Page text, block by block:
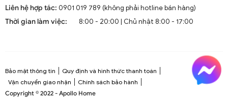
composite để đảm bảo độ bền và hiệu suất.
Nguyên lý hoạt động cơ bản
Động cơ điện làm quay các cánh quạt, tạo ra dòng không
khí tuần hoàn trong không gian phòng.
Công nghệ tiên tiến tích hợp
Liên hệ hợp tác: 0901 019 789 (không phải hotline bán hàng)
Thời gian làm việc:
8:00 - 20:00 | Chủ nhật 8:00 - 17:00
Bảo mật thông tin
Quy định và hình thức thanh toán
Vận chuyển giao nhận
Chính sách bảo hành
Copyright © 2022 - Apollo Home